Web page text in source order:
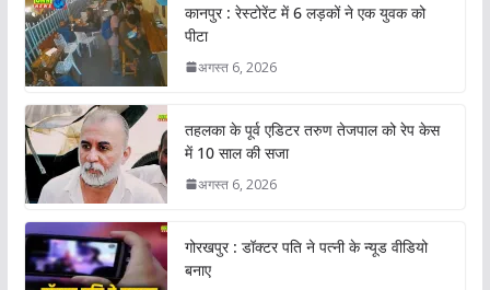
कानपुर : रेस्टोरेंट में 6 लड़कों ने एक युवक को
पीटा
अगस्त 6, 2026
तहलका के पूर्व एडिटर तरुण तेजपाल को रेप केस
में 10 साल की सजा
अगस्त 6, 2026
गोरखपुर : डॉक्टर पति ने पत्नी के न्यूड वीडियो
बनाए